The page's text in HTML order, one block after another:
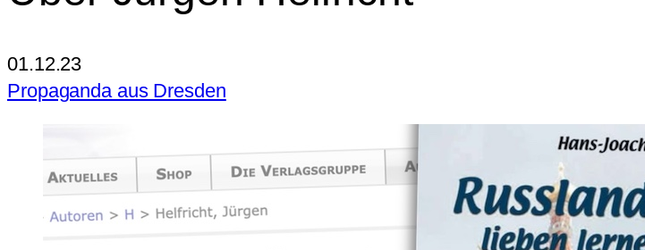
01.12.23
Propaganda aus Dresden